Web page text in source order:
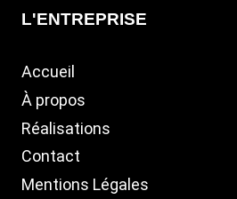
L'ENTREPRISE
Accueil
À propos
Réalisations
Contact
Mentions Légales